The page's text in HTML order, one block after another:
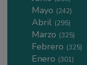
Mayo (242)
Abril (295)
Marzo (325)
Febrero (325)
Enero (301)